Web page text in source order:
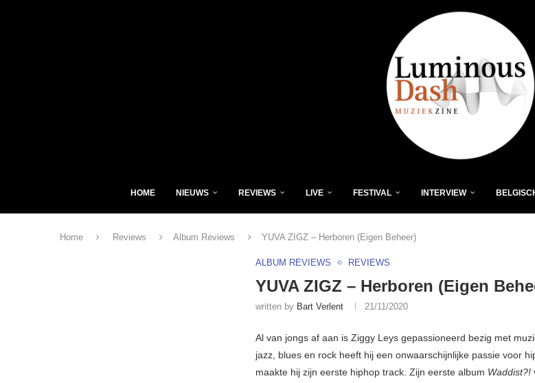
HOME NIEUWS REVIEWS LIVE FESTIVAL INTERVIEW
Home Reviews Album Reviews YUVA ZIGZ – Herboren (Eigen Beheer)
ALBUM REVIEWS REVIEWS
YUVA ZIGZ – Herboren (Eigen
written by Bart Verlent 21/11/2020
Al van jongs af aan is Ziggy Leys gepassioneerd bezig met
jazz, blues en rock heeft hij een onwaarschijnlijke passie voor
maakte hij zijn eerste hiphop track. Zijn eerste album Waddist?!